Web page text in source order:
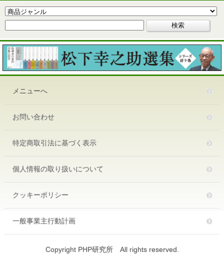
メニューへ
お問い合わせ
特定商取引法に基づく表示
個人情報の取り扱いについて
クッキーポリシー
一般事業主行動計画
Copyright PHP研究所 All rights reserved.